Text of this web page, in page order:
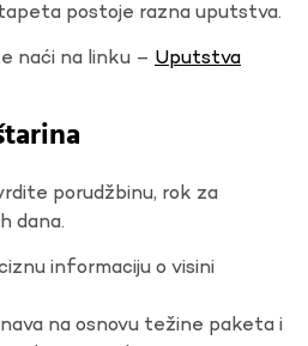
postoje razna uputstva.
naći na linku – Uputstva
porudžbinu, rok za
dana.
informaciju o visini
na osnovu težine paketa i